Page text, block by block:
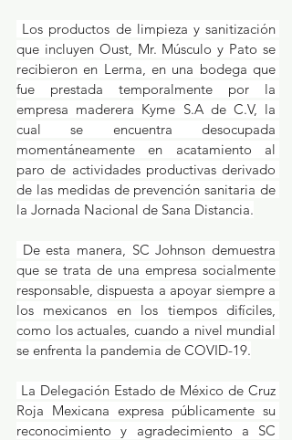
que incluyen Oust, Mr. Músculo y Pato se
recibieron en Lerma, en una bodega que
fue prestada temporalmente por la
empresa maderera Kyme S.A de C.V, la
cual se encuentra desocupada
momentáneamente en acatamiento al
paro de actividades productivas derivado
de las medidas de prevención sanitaria de
la Jornada Nacional de Sana Distancia.
que se trata de una empresa socialmente
responsable, dispuesta a apoyar siempre a
los mexicanos en los tiempos difíciles,
como los actuales, cuando a nivel mundial
se enfrenta la pandemia de COVID-19.
Roja Mexicana expresa públicamente su
reconocimiento y agradecimiento a SC